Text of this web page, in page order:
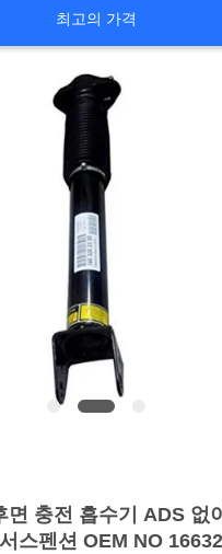
최고의 가격
면 충전 흡수기 ADS 없
스펜션 OEM NO